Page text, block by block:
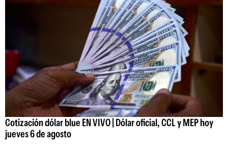
Cotización dólar blue EN VIVO | Dólar oficial, CCL y MEP hoy
jueves 6 de agosto